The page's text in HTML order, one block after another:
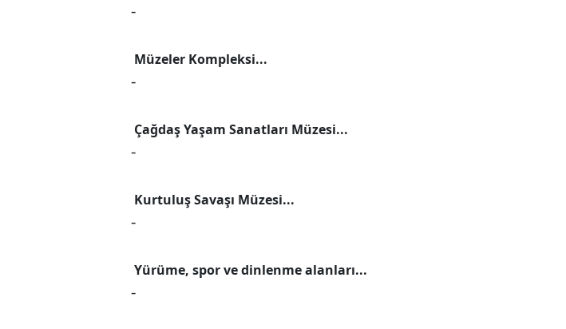
-
Müzeler Kompleksi...
-
Çağdaş Yaşam Sanatları Müzesi...
-
Kurtuluş Savaşı Müzesi...
-
Yürüme, spor ve dinlenme alanları...
-